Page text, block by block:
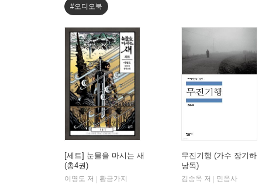
#오디오북
[세트] 눈물을 마시는 새
(총4권)
이영도 저
황금가지
무진기행 (가수 장기하
낭독)
김승옥 저
민음사